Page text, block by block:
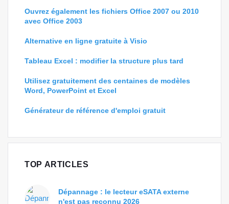
Ouvrez également les fichiers Office 2007 ou 2010
avec Office 2003
Alternative en ligne gratuite à Visio
Tableau Excel : modifier la structure plus tard
Utilisez gratuitement des centaines de modèles
Word, PowerPoint et Excel
Générateur de référence d'emploi gratuit
TOP ARTICLES
Dépannage : le lecteur eSATA externe
n'est pas reconnu 2026